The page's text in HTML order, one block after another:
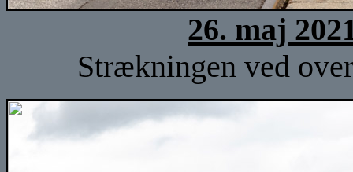
26. maj
Strækningen ved